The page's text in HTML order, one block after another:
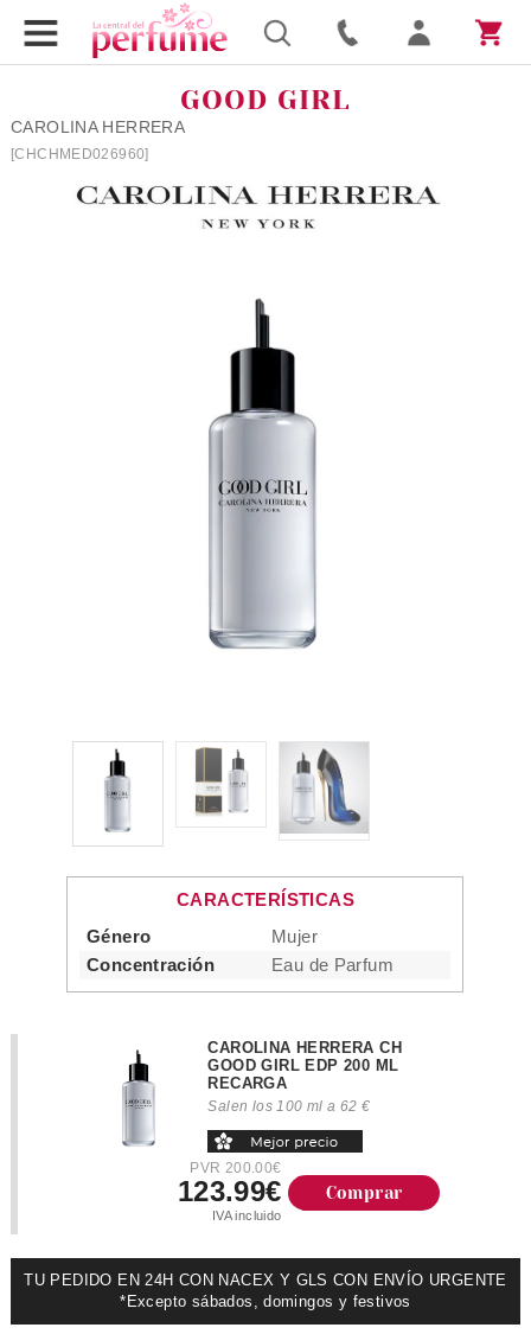
GOOD GIRL
CAROLINA HERRERA
[CHCHMED026960]
CARACTERÍSTICAS
Género
Mujer
Concentración
Eau de Parfum
CAROLINA HERRERA CH
GOOD GIRL EDP 200 ML
RECARGA
Salen los 100 ml a 62 €
PVR 200.00€
123.99€
IVA incluido
Comprar
TU PEDIDO EN 24H CON NACEX Y GLS CON ENVÍO URGENTE
*Excepto sábados, domingos y festivos